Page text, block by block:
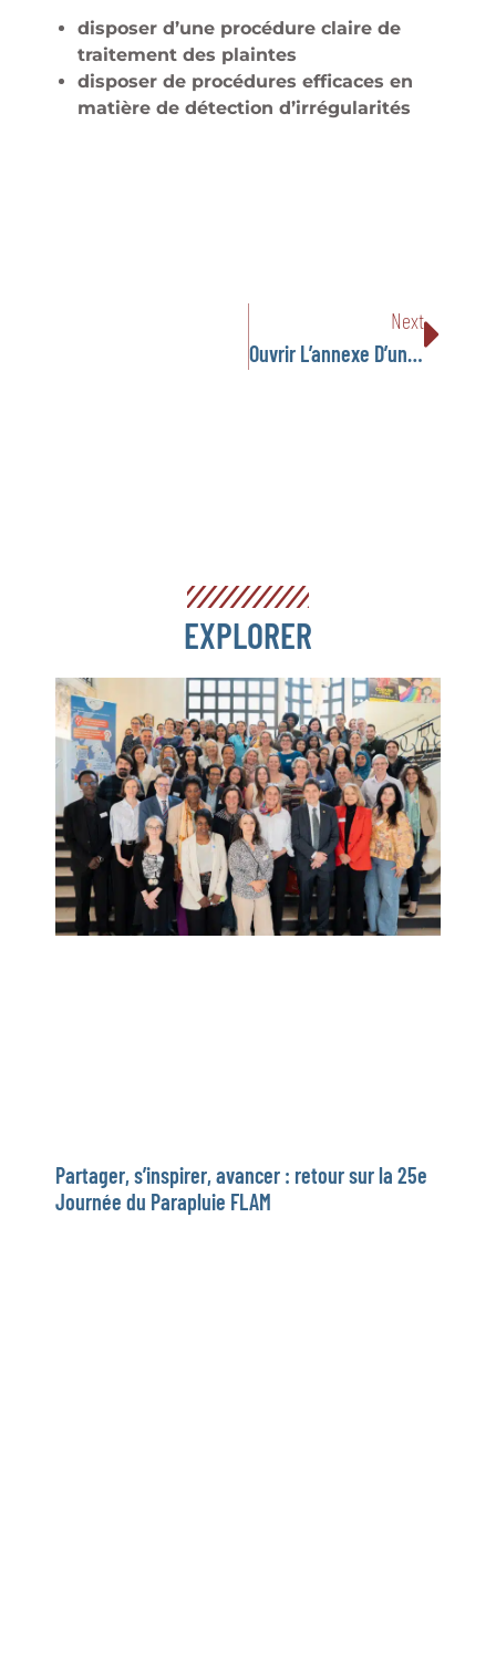
disposer d’une procédure claire de
traitement des plaintes
disposer de procédures efficaces en
matière de détection d’irrégularités
Next
Ouvrir L’annexe D’une Charity – Petites Écoles FLAM Du Royaume-Uni
EXPLORER
Partager, s’inspirer, avancer : retour sur la 25e
Journée du Parapluie FLAM